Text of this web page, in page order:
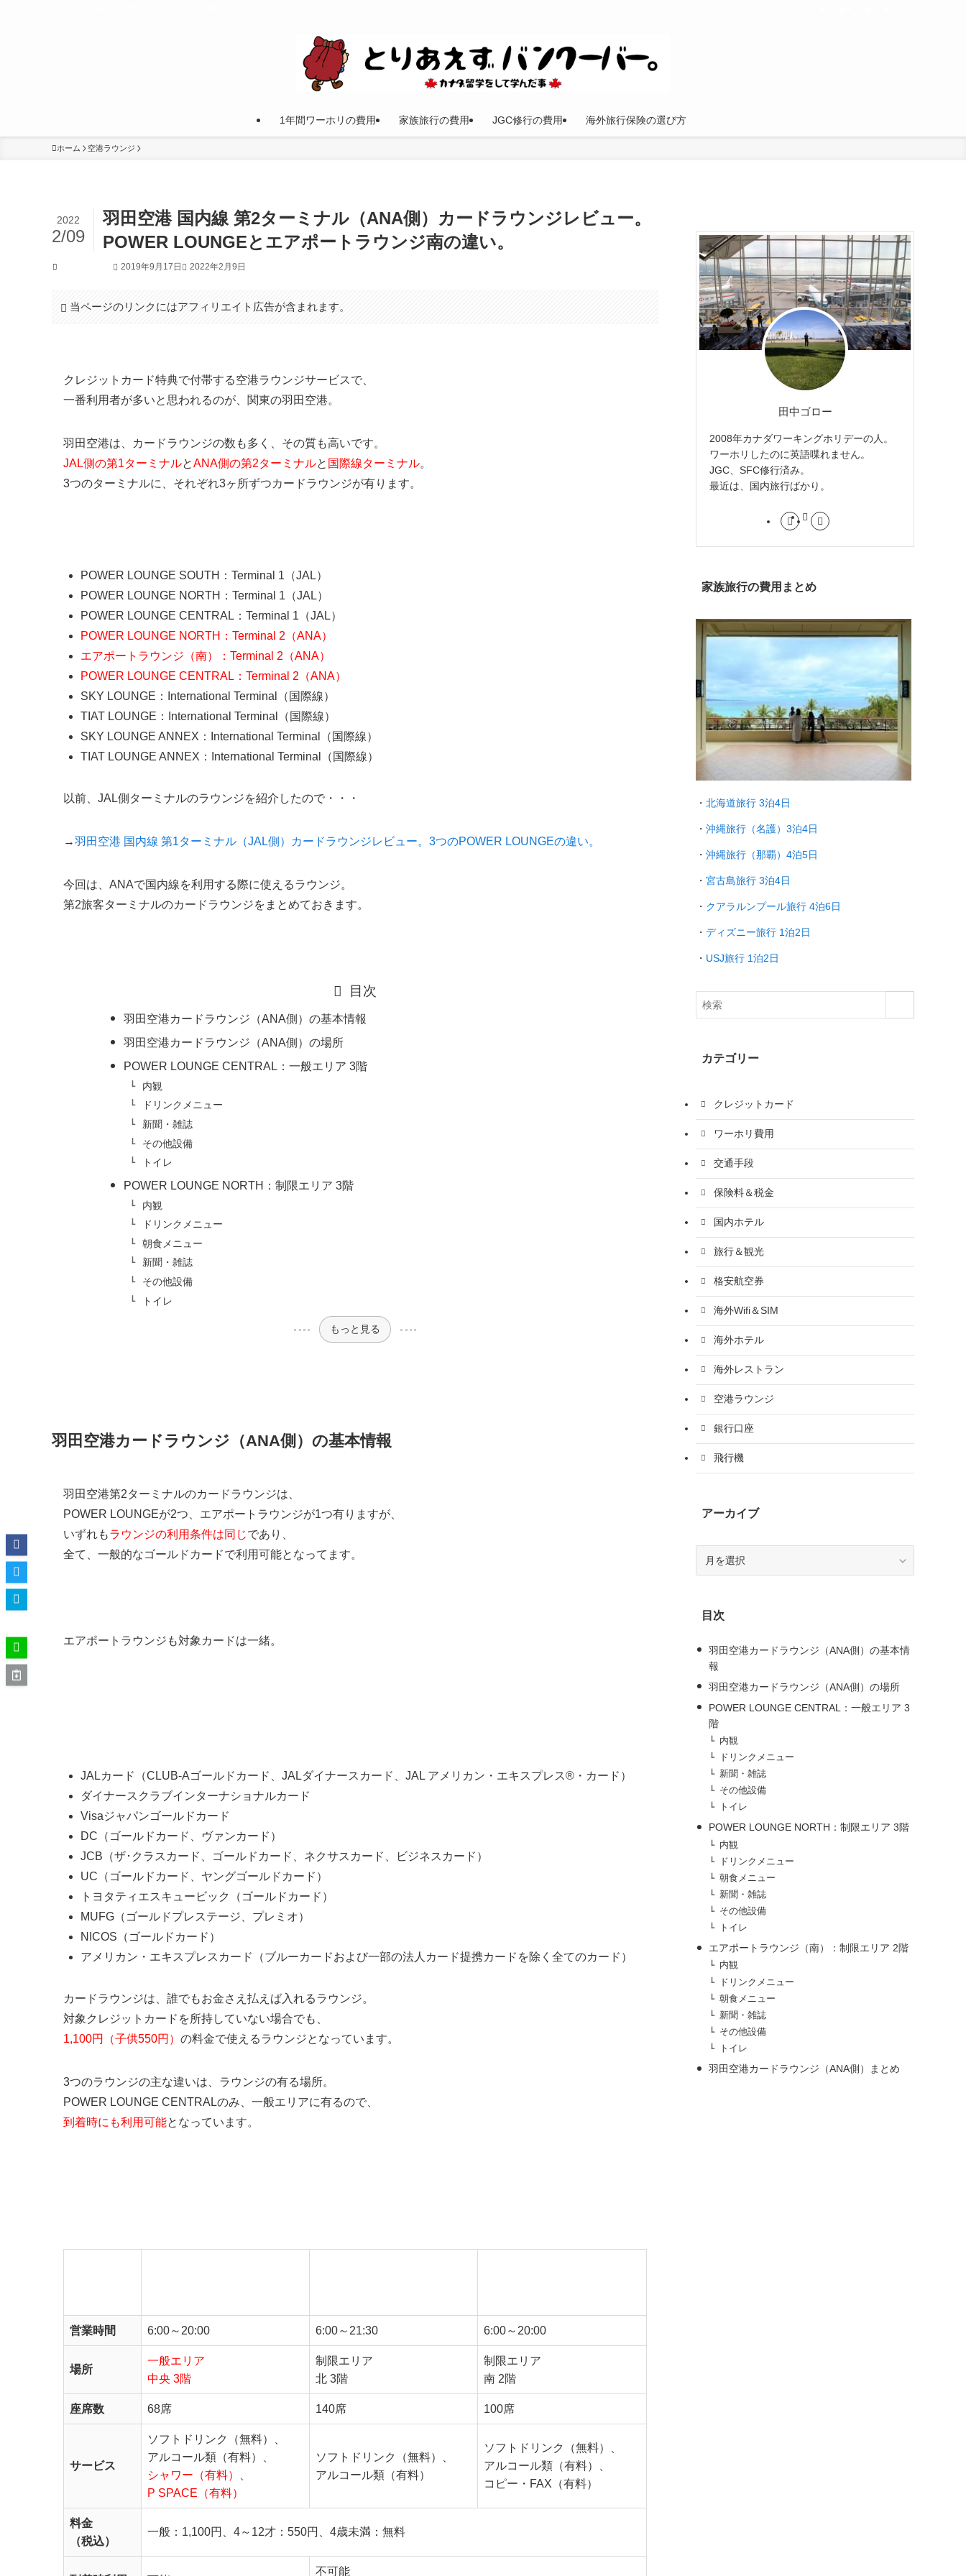
1年間ワーホリの費用 家族旅行の費用 JGC修行の費用 海外旅行保険の選び方
ホーム 空港ラウンジ
羽田空港 国内線 第2ターミナル（ANA側）カードラウンジレビュー。
POWER LOUNGEとエアポートラウンジ南の違い。
2022
2/09
2019年9月17日 2022年2月9日
当ページのリンクにはアフィリエイト広告が含まれます。
クレジットカード特典で付帯する空港ラウンジサービスで、
一番利用者が多いと思われるのが、関東の羽田空港。
羽田空港は、カードラウンジの数も多く、その質も高いです。
JAL側の第1ターミナルとANA側の第2ターミナルと 国際線ターミナル。
3つのターミナルに、それぞれ3ヶ所ずつカードラウンジが有ります。
POWER LOUNGE SOUTH：Terminal 1（JAL）
POWER LOUNGE NORTH：Terminal 1（JAL）
POWER LOUNGE CENTRAL：Terminal 1（JAL）
POWER LOUNGE NORTH：Terminal 2（ANA）
エアポートラウンジ（南）：Terminal 2（ANA）
POWER LOUNGE CENTRAL：Terminal 2（ANA）
SKY LOUNGE：International Terminal（国際線）
TIAT LOUNGE：International Terminal（国際線）
SKY LOUNGE ANNEX：International Terminal（国際線）
TIAT LOUNGE ANNEX：International Terminal（国際線）
以前、JAL側ターミナルのラウンジを紹介したので・・・
→羽田空港 国内線 第1ターミナル（JAL側）カードラウンジレビュー。3つのPOWER LOUNGEの違い。
今回は、ANAで国内線を利用する際に使えるラウンジ。
第2旅客ターミナルのカードラウンジをまとめておきます。
目次
羽田空港カードラウンジ（ANA側）の基本情報
羽田空港カードラウンジ（ANA側）の場所
POWER LOUNGE CENTRAL：一般エリア 3階
内観
ドリンクメニュー
新聞・雑誌
その他設備
トイレ
POWER LOUNGE NORTH：制限エリア 3階
内観
ドリンクメニュー
朝食メニュー
新聞・雑誌
その他設備
トイレ
もっと見る
羽田空港カードラウンジ（ANA側）の基本情報
羽田空港第2ターミナルのカードラウンジは、
POWER LOUNGEが2つ、エアポートラウンジが1つ有りますが、
いずれもラウンジの利用条件は同じであり、
全て、一般的なゴールドカードで利用可能となってます。
エアポートラウンジも対象カードは一緒。
JALカード（CLUB-Aゴールドカード、JALダイナースカード、JAL アメリカン・エキスプレス®・カード）
ダイナースクラブインターナショナルカード
Visaジャパンゴールドカード
DC（ゴールドカード、ヴァンカード）
JCB（ザ･クラスカード、ゴールドカード、ネクサスカード、ビジネスカード）
UC（ゴールドカード、ヤングゴールドカード）
トヨタティエスキュービック（ゴールドカード）
MUFG（ゴールドプレステージ、プレミオ）
NICOS（ゴールドカード）
アメリカン・エキスプレスカード（ブルーカードおよび一部の法人カード提携カードを除く全てのカード）
カードラウンジは、誰でもお金さえ払えば入れるラウンジ。
対象クレジットカードを所持していない場合でも、
1,100円（子供550円） の料金で使えるラウンジとなっています。
3つのラウンジの主な違いは、ラウンジの有る場所。
POWER LOUNGE CENTRALのみ、一般エリアに有るので、
到着時にも利用可能となっています。
営業時間 6:00～20:00 6:00～21:30 6:00～20:00
場所
一般エリア
中央 3階
制限エリア
北 3階
制限エリア
南 2階
座席数 68席 140席 100席
サービス
ソフトドリンク（無料）、
アルコール類（有料）、
シャワー（有料）
P SPACE（有料）
ソフトドリンク（無料）、
アルコール類（有料）
ソフトドリンク（無料）、
アルコール類（有料）、
コピー・FAX（有料）
料金
（税込）
一般：1,100円、4～12才：550円、4歳未満：無料
不可能
田中ゴロー
2008年カナダワーキングホリデーの人。
ワーホリしたのに英語喋れません。
JGC、SFC修行済み。
最近は、国内旅行ばかり。
家族旅行の費用まとめ
・ 北海道旅行 3泊4日
・ 沖縄旅行（名護）3泊4日
・ 沖縄旅行（那覇）4泊5日
・ 宮古島旅行 3泊4日
・ クアラルンプール旅行 4泊6日
・ ディズニー旅行 1泊2日
・ USJ旅行 1泊2日
カテゴリー
クレジットカード
ワーホリ費用
交通手段
保険料＆税金
国内ホテル
旅行＆観光
格安航空券
海外Wifi＆SIM
海外ホテル
海外レストラン
空港ラウンジ
銀行口座
飛行機
アーカイブ
ブ目次
羽田空港カードラウンジ（ANA側）の基本情
報
羽田空港カードラウンジ（ANA側）の場所
POWER LOUNGE CENTRAL：一般エリア 3
階
内観
ドリンクメニュー
新聞・雑誌
その他設備
トイレ
POWER LOUNGE NORTH：制限エリア 3階
内観
ドリンクメニュー
朝食メニュー
新聞・雑誌
その他設備
トイレ
エアポートラウンジ（南）：制限エリア 2階
内観
ドリンクメニュー
朝食メニュー
新聞・雑誌
その他設備
トイレ
羽田空港カードラウンジ（ANA側）まとめ